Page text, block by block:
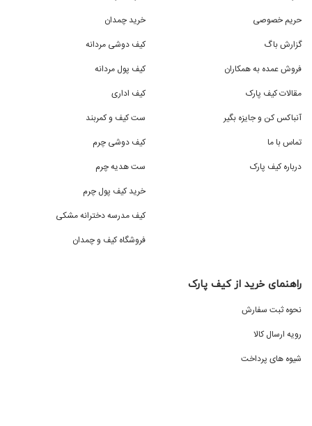
حریم خصوصی
گزارش باگ
فروش عمده به همکاران
مقالات کیف پارک
آنباکس کن و جایزه بگیر
تماس با ما
درباره کیف پارک
خرید چمدان
کیف دوشی مردانه
کیف پول مردانه
کیف اداری
ست کیف و کمربند
کیف دوشی چرم
ست هدیه چرم
خرید کیف پول چرم
کیف مدرسه دخترانه مشکی
فروشگاه کیف و چمدان
راهنمای خرید از کیف پارک
نحوه ثبت سفارش
رویه ارسال کالا
شیوه های پرداخت